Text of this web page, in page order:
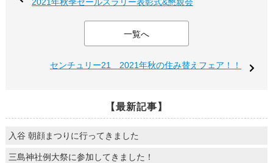
2021年秋季セールスラリー表彰式&懇親会
一覧へ
センチュリー21 2021年秋の住み替えフェア！！
【最新記事】
入谷 朝顔まつりに行ってきました
三島神社例大祭に参加してきました！